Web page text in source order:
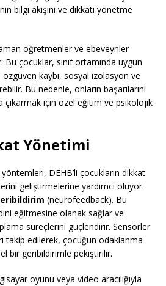
bilgi akışını ve dikkati yönetme
öğretmenler ve ebeveynler
Bu çocuklar, sınıf ortamında uygun
kaybı, sosyal izolasyon ve
Bu nedenle, onların başarılarını
çıkarmak için özel eğitim ve psikolojik
Yönetimi
DEHB’li çocukların dikkat
geliştirmelerine yardımcı oluyor.
(neurofeedback). Bu
eğitmesine olanak sağlar ve
süreçlerini güçlendirir. Sensörler
takip edilerek, çocuğun odaklanma
bir geribildirimle pekiştirilir.
oyunu veya video aracılığıyla